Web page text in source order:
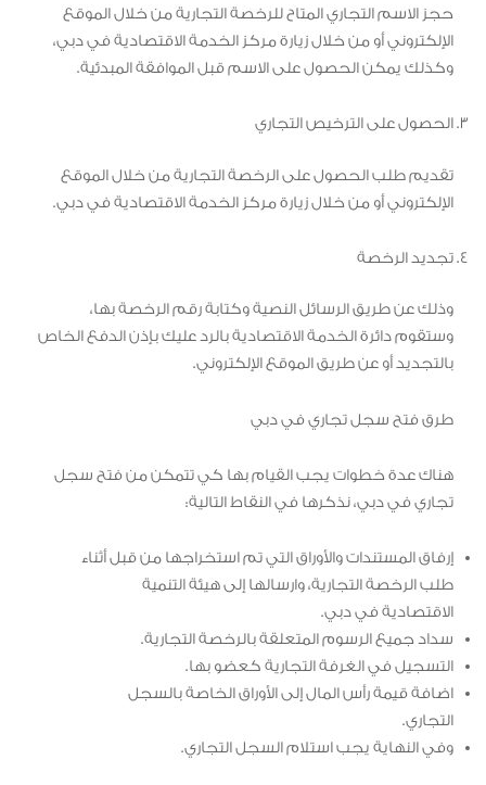
حجز الاسم التجاري المتاح للرخصة التجارية من خلال الموقع
الإلكتروني أو من خلال زيارة مركز الخدمة الاقتصادية في دبي،
وكذلك يمكن الحصول على الاسم قبل الموافقة المبدئية.
الحصول على الترخيص التجاري
تقديم طلب الحصول على الرخصة التجارية من خلال الموقع
الإلكتروني أو من خلال زيارة مركز الخدمة الاقتصادية في دبي.
تجديد الرخصة
وذلك عن طريق الرسائل النصية وكتابة رقم الرخصة بها،
وستقوم دائرة الخدمة الاقتصادية بالرد عليك بإذن الدفع الخاص
بالتجديد أو عن طريق الموقع الإلكتروني.
طرق فتح سجل تجاري في دبي
هناك عدة خطوات يجب القيام بها كي تتمكن من فتح سجل
تجاري في دبي، نذكرها في النقاط التالية:
إرفاق المستندات والأوراق التي تم استخراجها من قبل أثناء
طلب الرخصة التجارية، وارسالها إلى هيئة التنمية
الاقتصادية في دبي.
سداد جميع الرسوم المتعلقة بالرخصة التجارية.
التسجيل في الغرفة التجارية كعضو بها.
اضافة قيمة رأس المال إلى الأوراق الخاصة بالسجل
التجاري.
وفي النهاية يجب استلام السجل التجاري.